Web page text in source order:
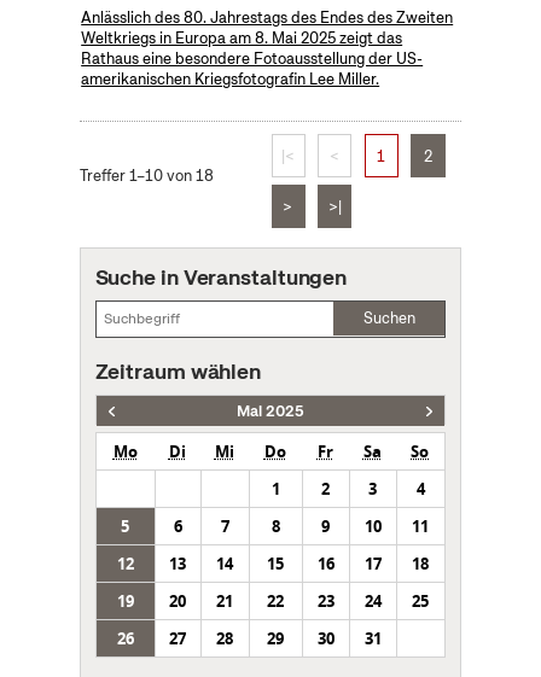
Anlässlich des 80. Jahrestags des Endes des Zweiten
Weltkriegs in Europa am 8. Mai 2025 zeigt das
Rathaus eine besondere Fotoausstellung der US-
amerikanischen Kriegsfotografin Lee Miller.
Treffer 1–10 von 18
|< < 1 2
> >|
Suche in Veranstaltungen
Suchen
Zeitraum wählen
Mai 2025
Mo Di Mi Do Fr Sa
So
1
2 3
4
5
6 7 8 9 10
11
12
13 14 15 16 17
18
19
20 21 22 23 24
25
26
27 28 29 30 31